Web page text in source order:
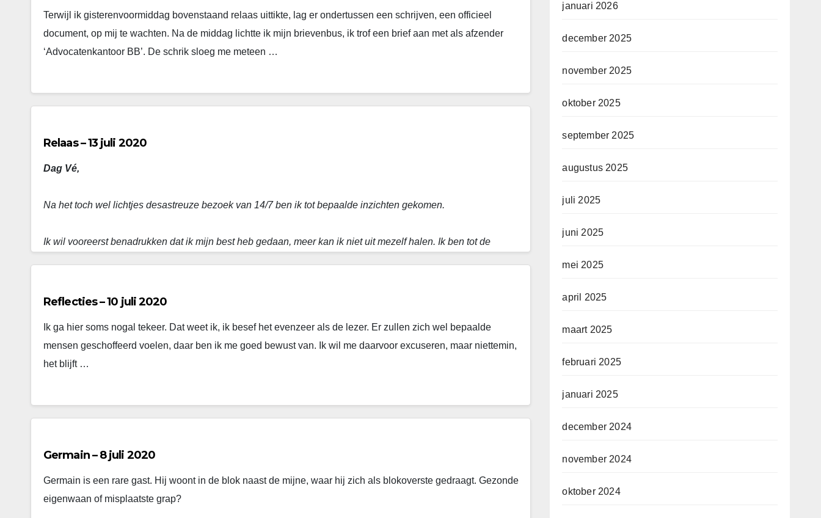
Terwijl ik gisterenvoormiddag bovenstaand relaas uittikte, lag er ondertussen een schrijven, een officieel
document, op mij te wachten. Na de middag lichtte ik mijn brievenbus, ik trof een brief aan met als afzender
‘Advocatenkantoor BB’. De schrik sloeg me meteen …
Relaas – 13 juli 2020
Dag Vé,
Na het toch wel lichtjes desastreuze bezoek van 14/7 ben ik tot bepaalde inzichten gekomen.
Ik wil vooreerst benadrukken dat ik mijn best heb gedaan, meer kan ik niet uit mezelf halen. Ik ben tot de
Reflecties – 10 juli 2020
Ik ga hier soms nogal tekeer. Dat weet ik, ik besef het evenzeer als de lezer. Er zullen zich wel bepaalde
mensen geschoffeerd voelen, daar ben ik me goed bewust van. Ik wil me daarvoor excuseren, maar niettemin,
het blijft …
Germain – 8 juli 2020
Germain is een rare gast. Hij woont in de blok naast de mijne, waar hij zich als blokoverste gedraagt. Gezonde
eigenwaan of misplaatste grap?
januari 2026
december 2025
november 2025
oktober 2025
september 2025
augustus 2025
juli 2025
juni 2025
mei 2025
april 2025
maart 2025
februari 2025
januari 2025
december 2024
november 2024
oktober 2024